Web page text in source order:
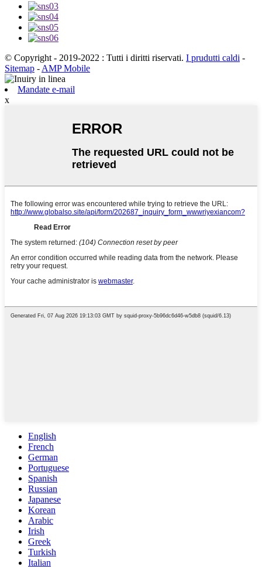
© Copyright - 2019-2022 : Tutti i diritti riservati. I prudutti caldi -
Sitemap - AMP Mobile
Mandate e-mail
x
English
French
German
Portuguese
Spanish
Russian
Japanese
Korean
Arabic
Irish
Greek
Turkish
Italian